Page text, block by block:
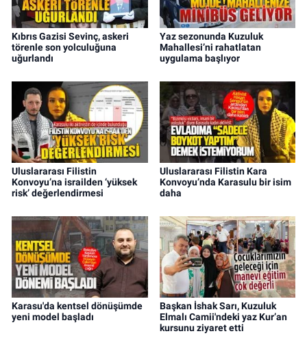
Kıbrıs Gazisi Sevinç, askeri
törenle son yolculuğuna
uğurlandı
Yaz sezonunda Kuzuluk
Mahallesi’ni rahatlatan
uygulama başlıyor
Uluslararası Filistin
Konvoyu’na israilden ‘yüksek
risk’ değerlendirmesi
Uluslararası Filistin Kara
Konvoyu’nda Karasulu bir isim
daha
Karasu'da kentsel dönüşümde
yeni model başladı
Başkan İshak Sarı, Kuzuluk
Elmalı Camii'ndeki yaz Kur’an
kursunu ziyaret etti